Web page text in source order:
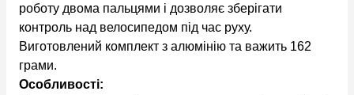
роботу двома пальцями і дозволяє зберігати
контроль над велосипедом під час руху.
Виготовлений комплект з алюмінію та важить 162
грами.
Особливості: